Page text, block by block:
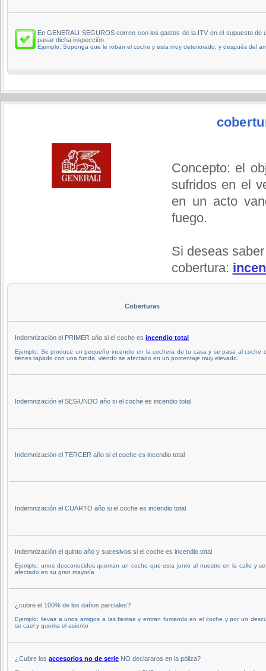
En GENERALI SEGUROS corren con los gastos de la ITV en el supuesto de
pasar dicha inspección.
Ejemplo: Suponga que le roban el coche y esta muy deteriorado, y después del
Concepto: el
sufridos en el
en un acto
fuego.
Si deseas
cobertura:
Coberturas
Indemnización el PRIMER año si el coche es incendio total
Ejemplo: Se produce un pequeño incendio en la cochera de tu casa y se pasa al coche
tienes tapado con una funda, viendo se afectado en un porcentaje muy elevado.
Indemnización el SEGUNDO año si el coche es incendio total
Indemnización el TERCER año si el coche es incendio total
Indemnización el CUARTO año si el coche es incendio total
Indemnización el quinto año y sucesivos si el coche es incendio total
Ejemplo: unos desconocidos queman un coche que esta junto al nuestro en la calle y
afectado en su gran mayoría
¿cubre el 100% de los daños parciales?
Ejemplo: llevas a unos amigos a las fiestas y entran fumando en el coche y por un
se cael y quema el asiento
¿Cubre los accesorios no de serie NO declararos en la póliza?